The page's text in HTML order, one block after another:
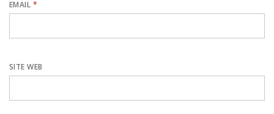
EMAIL *
SITE WEB